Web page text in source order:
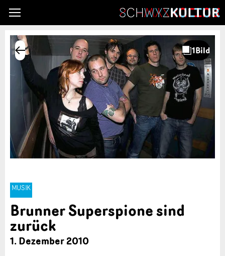
MUSIK
Brunner Superspione sind
zurück
1. Dezember 2010